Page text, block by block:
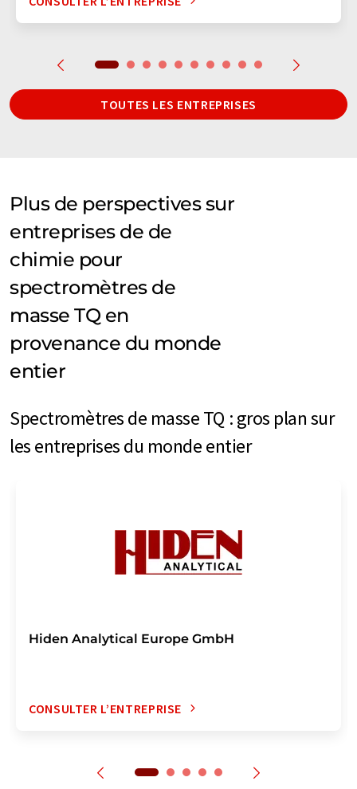
TOUTES LES ENTREPRISES
Plus de perspectives sur
entreprises de de
chimie pour
spectromètres de
masse TQ en
provenance du monde
entier
Spectromètres de masse TQ : gros plan sur
les entreprises du monde entier
Hiden Analytical Europe GmbH
CONSULTER L’ENTREPRISE